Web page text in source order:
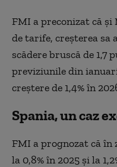
FMI a preconizat că
de tarife, creşterea sa
scădere bruscă de 1,7
previziunile din
creştere de 1,4% în
Spania, un caz
FMI a prognozat că în
la 0,8% în 2025 şi la